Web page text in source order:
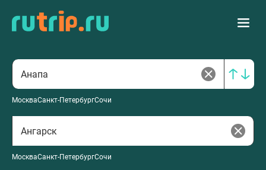
МоскваСанкт-ПетербургСочи
МоскваСанкт-ПетербургСочи